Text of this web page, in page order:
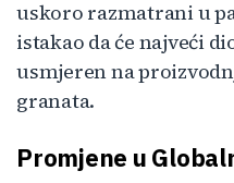
uskoro razmatrani u
istakao da će najveći
usmjeren na
granata.
Promjene u